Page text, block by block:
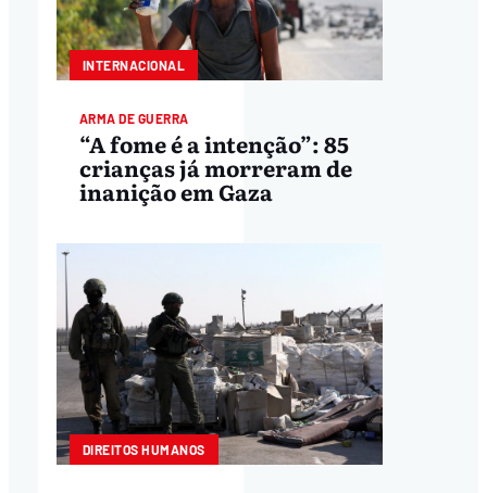
INTERNACIONAL
ARMA DE GUERRA
“A fome é a intenção”: 85
crianças já morreram de
inanição em Gaza
DIREITOS HUMANOS